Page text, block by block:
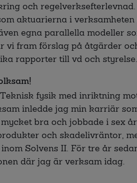
och
aktuarierna i
egna parallella modeller
vi fram förslag på åtgärder
rapporter till vd och styrelse.
fysik med inriktning
inledde jag min karriär
bra och jobbade i sex
och skadelivräntor,
Solvens II. För tre år
där jag är verksam idag.